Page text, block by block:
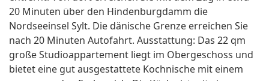
20 Minuten über den Hindenburgdamm die
Nordseeinsel Sylt. Die dänische Grenze erreichen Sie
nach 20 Minuten Autofahrt. Ausstattung: Das 22 qm
große Studioappartement liegt im Obergeschoss und
bietet eine gut ausgestattete Kochnische mit einem